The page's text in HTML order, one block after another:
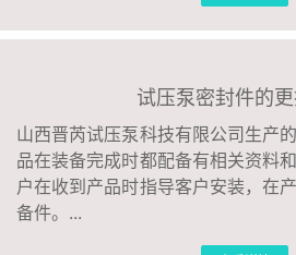
试压泵密封件的
山西晋芮试压泵科技有限公司生产
品在装备完成时都配备有相关资料
户在收到产品时指导客户安装，在
备件。...